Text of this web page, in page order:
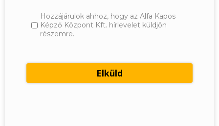
Hozzájárulok ahhoz, hogy az Alfa Kapos
Képző Központ Kft. hírlevelet küldjön
részemre.